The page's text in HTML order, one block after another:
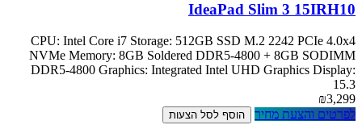
IdeaPad Slim 3 15IRH10
CPU: Intel Core i7 Storage: 512GB SSD M.2 2242 PCIe 4.0x4
NVMe Memory: 8GB Soldered DDR5-4800 + 8GB SODIMM
DDR5-4800 Graphics: Integrated Intel UHD Graphics Display:
15.3
₪3,299
לפרטים והצעת מחיר
הוסף לסל הצעות